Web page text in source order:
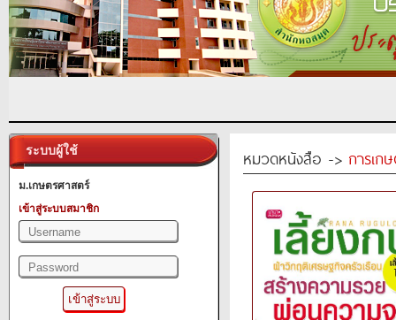
ระบบผู้ใช้
ม.เกษตรศาสตร์
เข้าสู่ระบบสมาชิก
หมวดหนังสือ -> การเก